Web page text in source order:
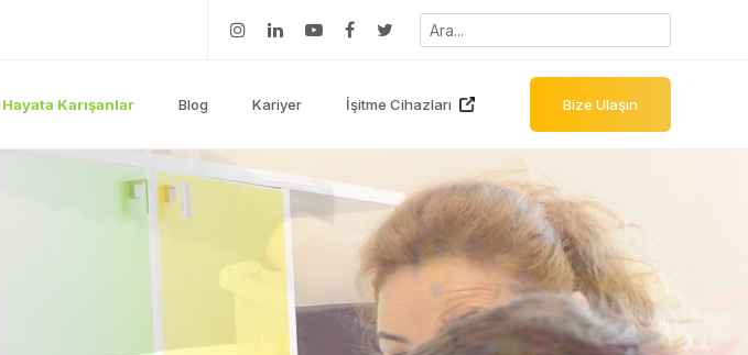
Hayata Karışanlar Blog Kariyer İşitme Cihazları Bize Ulaşın